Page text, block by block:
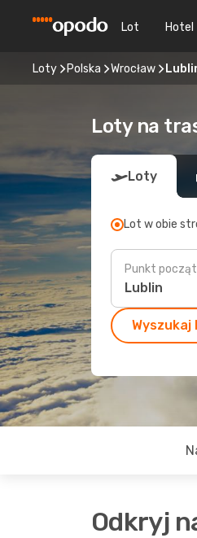
Lot Hotel
Loty Polska Wrocław
Loty na
Loty
Lot w obie
Punkt
Odkryj